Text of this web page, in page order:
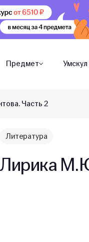
Предмет
Часть 2
Литература
Лирика